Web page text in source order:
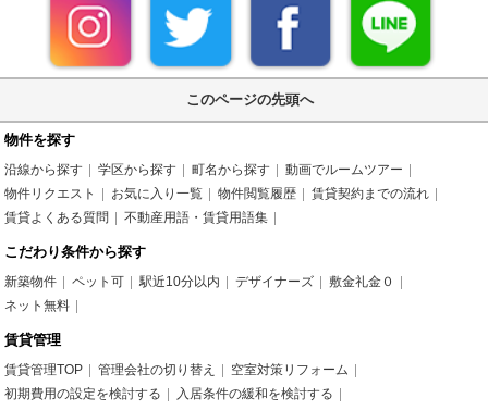
このページの先頭へ
物件を探す
沿線から探す 学区から探す 町名から探す
動画でルームツアー
物件リクエスト
お気に入り一覧 物件閲覧履歴
賃貸契約までの流れ
賃貸よくある質問
不動産用語・賃貸用語集
こだわり条件から探す
新築物件 ペット可 駅近10分以内 デザイナーズ
敷金礼金０
ネット無料
賃貸管理
賃貸管理TOP 管理会社の切り替え
空室対策リフォーム
初期費用の設定を検討する
入居条件の緩和を検討する